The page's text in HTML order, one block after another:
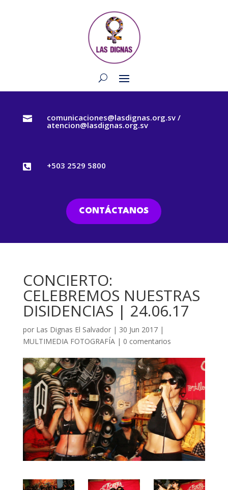
 comunicaciones@lasdignas.org.sv /
atencion@lasdignas.org.sv
 +503 2529 5800
CONTÁCTANOS
CONCIERTO:
CELEBREMOS NUESTRAS
DISIDENCIAS | 24.06.17
por Las Dignas El Salvador| 30 Jun 2017|
MULTIMEDIA FOTOGRAFÍA| 0 comentarios